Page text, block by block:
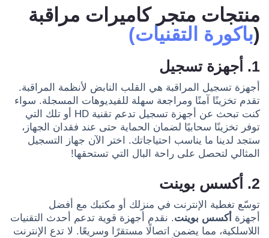
منتجات متجر كاميرات مراقبة
(باكورة التقنيات)
1. أجهزة تسجيل
أجهزة تسجيل المراقبة هي القلب النابض لأنظمة المراقبة.
تقدم تخزينًا آمنًا ومراجعة سهلة للفيديوهات المسجلة. سواء
كنت تبحث عن أجهزة تسجيل تدعم تقنية HD أو تلك التي
توفر تخزينًا سحابيًا لضمان الحماية حتى عند فقدان الجهاز،
ستجد لدينا ما يناسب احتياجاتك. اختر الآن جهاز التسجيل
المثالي لتحصل على راحة البال التي تستحقها!
2. أكسس بوينت
توسّع تغطية الإنترنت في منزلك أو مكتبك مع أفضل
أجهزة أكسس بوينت. نقدم أجهزة قوية تدعم أحدث التقنيات
اللاسلكية، مما يضمن اتصالًا مستقرًا وسريعًا. لا تدع الإنترنت